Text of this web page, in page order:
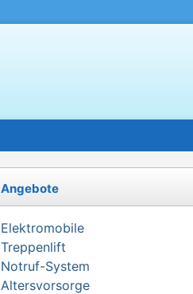
Angebote
Elektromobile
Treppenlift
Notruf-System
Altersvorsorge